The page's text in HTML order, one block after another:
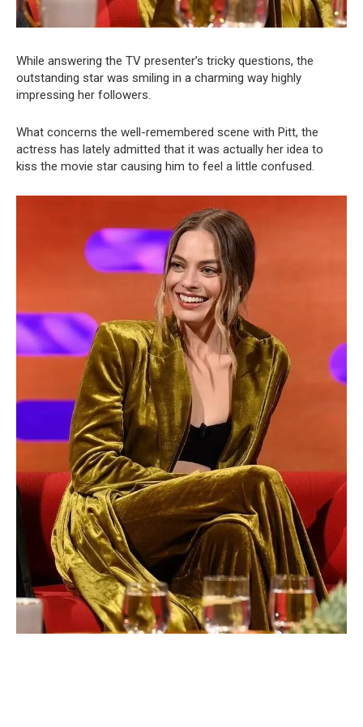
While answering the TV presenter’s tricky questions, the
outstanding star was smiling in a charming way highly
impressing her followers.
What concerns the well-remembered scene with Pitt, the
actress has lately admitted that it was actually her idea to
kiss the movie star causing him to feel a little confused.